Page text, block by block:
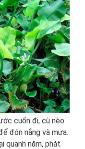
cuốn đi, cù nèo
đón nắng và mưa.
quanh năm, phát